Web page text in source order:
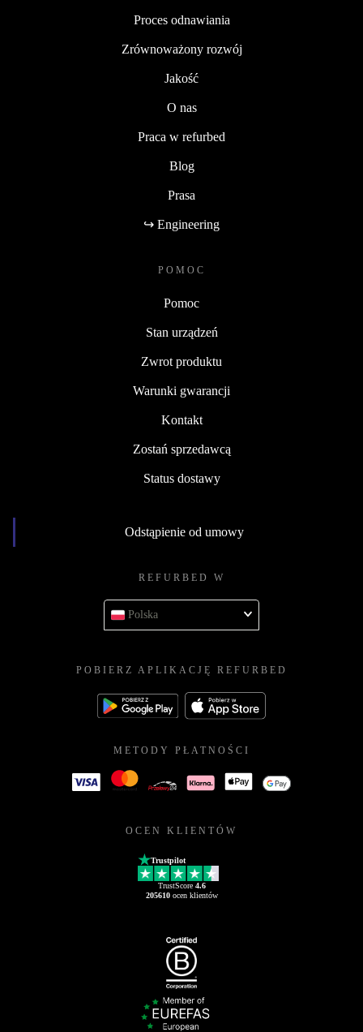
Proces odnawiania
Zrównoważony rozwój
Jakość
O nas
Praca w refurbed
Blog
Prasa
↪ Engineering
POMOC
Pomoc
Stan urządzeń
Zwrot produktu
Warunki gwarancji
Kontakt
Zostań sprzedawcą
Status dostawy
Odstąpienie od umowy
REFURBED W
Polska
POBIERZ APLIKACJĘ REFURBED
METODY PŁATNOŚCI
OCEN KLIENTÓW
Trustpilot
TrustScore 4.6
205610ocen klientów